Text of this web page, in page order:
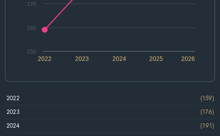
2022 2024 2026
2023 2025
150
160
170
2022
(159)
2023
(176)
2024
(191)